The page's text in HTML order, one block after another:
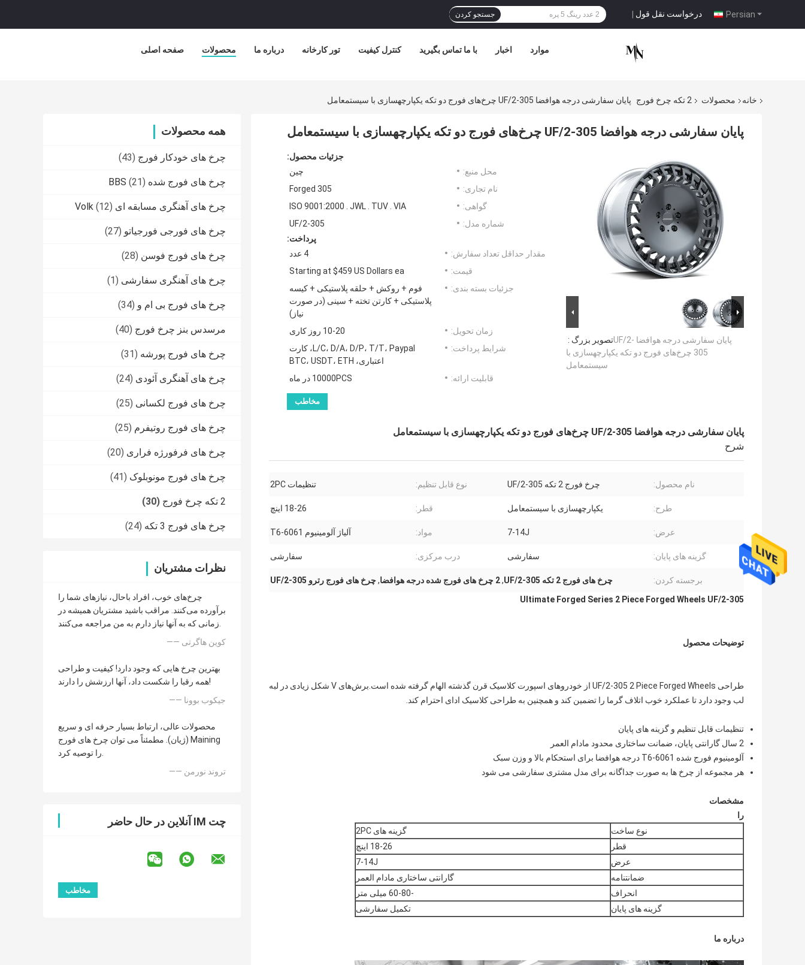
Persian درخواست نقل قول | جستجو کردن
صفحه اصلی محصولات درباره ما تور کارخانه کنترل کیفیت با ما تماس بگیرید اخبار موارد
خانه محصولات 2 تکه چرخ فورج پایان سفارشی درجه هوافضا UF/2-305 چرخ‌های فورج دو تکه یکپارچهسازی با سیستمعامل
همه محصولات
چرخ های خودکار فورج (43)
چرخ های فورج شده BBS (21)
چرخ های آهنگری مسابقه ای Volk (12)
چرخ های فورجی فورجیاتو (27)
چرخ های فورج فوسن (28)
چرخ های آهنگری سفارشی (1)
چرخ های فورج بی ام و (34)
مرسدس بنز چرخ فورج (40)
چرخ های فورج پورشه (31)
چرخ های آهنگری آئودی (24)
چرخ های فورج لکسانی (25)
چرخ های فورج روتیفرم (25)
چرخ های فرفورژه فراری (20)
چرخ های فورج مونوبلوک (41)
2 تکه چرخ فورج (30)
چرخ های فورج 3 تکه (24)
نظرات مشتریان
چرخ‌های خوب، افراد باحال، نیازهای شما را
برآورده می‌کنند. مراقب باشید مشتریان همیشه در
زمانی که به آنها نیاز دارم به من مراجعه می‌کنند.
—— کوین هاگرتی
بهترین چرخ هایی که وجود دارد! کیفیت و طراحی
همه رقبا را شکست داد، آنها ارزشش را دارند!
—— جیکوب بوونا
محصولات عالی، ارتباط بسیار حرفه ای و سریع
(ژیان). مطمئناً می توان چرخ های فورج Maining
را توصیه کرد.
—— تروند نورمن
چت IM آنلاین در حال حاضر
پایان سفارشی درجه هوافضا UF/2-305 چرخ‌های فورج دو تکه یکپارچهسازی با سیستمعامل
تصویر بزرگ :پایان سفارشی درجه هوافضا UF/2-
305 چرخ‌های فورج دو تکه یکپارچهسازی با
سیستمعامل
جزئیات محصول:
محل منبع:
چین
نام تجاری:
305 Forged
گواهی:
ISO 9001:2000 . JWL . TUV . VIA
شماره مدل:
UF/2-305
پرداخت:
مقدار حداقل تعداد سفارش:
4 عدد
قیمت:
Starting at $459 US Dollars ea
جزئیات بسته بندی:
فوم + روکش + حلقه پلاستیکی + کیسه
پلاستیکی + کارتن تخته + سینی (در صورت
نیاز)
زمان تحویل:
10-20 روز کاری
شرایط پرداخت:
L/C، D/A، D/P، T/T، Paypal، کارت
اعتباری، BTC، USDT، ETH
قابلیت ارائه:
10000PCS در ماه
مخاطب
پایان سفارشی درجه هوافضا UF/2-305 چرخ‌های فورج دو تکه یکپارچهسازی با سیستمعامل
شرح
نام محصول: چرخ فورج 2 تکه UF/2-305 نوع قابل تنظیم: تنظیمات 2PC
طرح: یکپارچهسازی با سیستمعامل قطر: 18-26 اینچ
عرض: 7-14J مواد: آلیاژ آلومینیوم 6061-T6
گزینه های پایان: سفارشی درب مرکزی: سفارشی
برجسته کردن: چرخ های فورج 2 تکه UF/2-305 ,2 چرخ های فورج شده درجه هوافضا ,چرخ های فورج رترو UF/2-305
Ultimate Forged Series 2 Piece Forged Wheels UF/2-305
توضیحات محصول
طراحی UF/2-305 2 Piece Forged Wheels از خودروهای اسپورت کلاسیک قرن گذشته الهام گرفته شده است.برش‌های V شکل زیادی در لبه
لب وجود دارد تا عملکرد خوب اتلاف گرما را تضمین کند و همچنین به طراحی کلاسیک ادای احترام کند.
تنظیمات قابل تنظیم و گزینه های پایان
2 سال گارانتی پایان، ضمانت ساختاری محدود مادام العمر
آلومینیوم فورج شده 6061-T6 درجه هوافضا برای استحکام بالا و وزن سبک
هر مجموعه از چرخ ها به صورت جداگانه برای مدل مشتری سفارشی می شود
مشخصات
را
نوع ساخت
گزینه های 2PC
قطر
18-26 اینچ
عرض
7-14J
ضمانتنامه
گارانتی ساختاری مادام العمر
انحراف
-60-80 میلی متر
گزینه های پایان
تکمیل سفارشی
درباره ما